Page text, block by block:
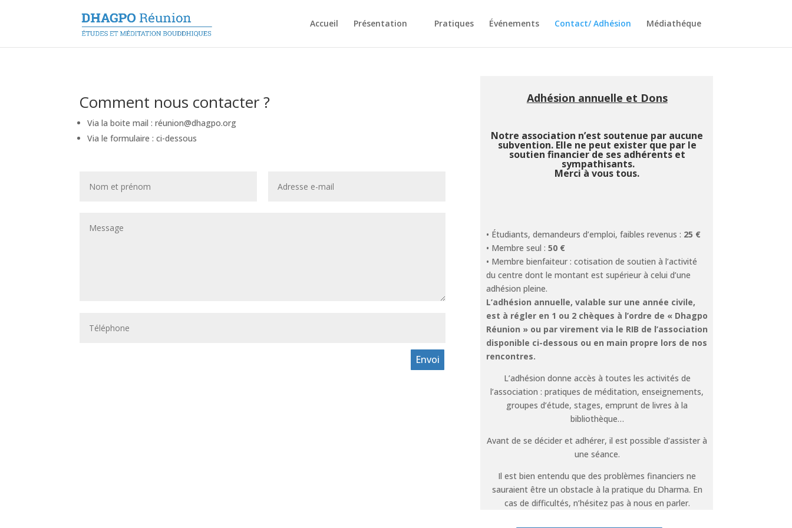
Accueil Présentation Pratiques Événements Contact/ Adhésion Médiathéque
Comment nous contacter ?
Via la boite mail : réunion@dhagpo.org
Via le formulaire : ci-dessous
Envoi
Adhésion annuelle et Dons
Notre association n’est soutenue par aucune
subvention. Elle ne peut exister que par le
soutien financier de ses adhérents et
sympathisants.
Merci à vous tous.
• Étudiants, demandeurs d’emploi, faibles revenus : 25 €
• Membre seul : 50 €
• Membre bienfaiteur : cotisation de soutien à l’activité
du centre dont le montant est supérieur à celui d’une
adhésion pleine.
L’adhésion annuelle, valable sur une année civile,
est à régler en 1 ou 2 chèques à l’ordre de « Dhagpo
Réunion » ou par virement via le RIB de l’association
disponible ci-dessous ou en main propre lors de nos
rencontres.
L’adhésion donne accès à toutes les activités de
l’association : pratiques de méditation, enseignements,
groupes d’étude, stages, emprunt de livres à la
bibliothèque…
Avant de se décider et adhérer, il est possible d’assister à
une séance.
Il est bien entendu que des problèmes financiers ne
sauraient être un obstacle à la pratique du Dharma. En
cas de difficultés, n’hésitez pas à nous en parler.